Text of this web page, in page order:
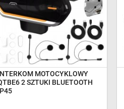
MOTOCYKLOWY
2 SZTUKI BLUETOOTH
OCZEKIWANIE NA DOSTAWĘ